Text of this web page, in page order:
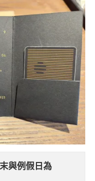
與例假日為